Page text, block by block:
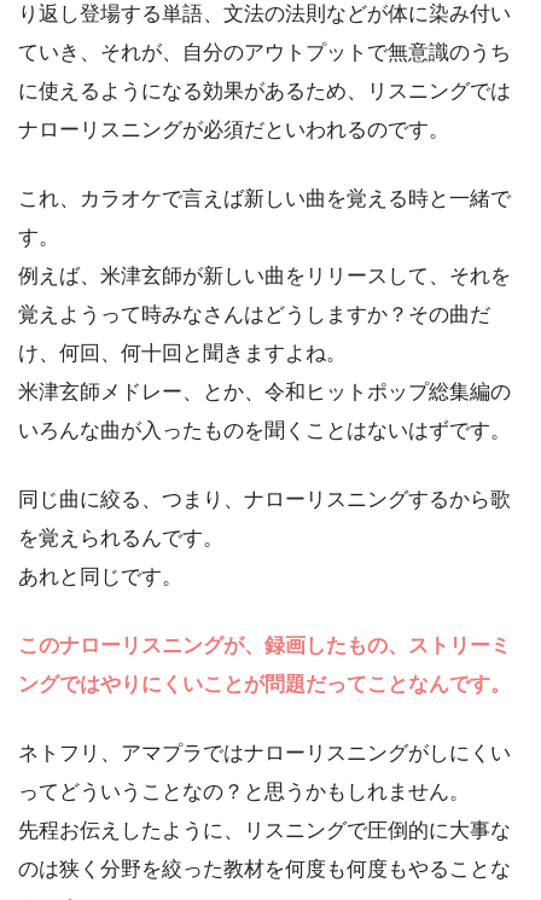
り返し登場する単語、文法の法則などが体に染み付い
ていき、それが、自分のアウトプットで無意識のうち
に使えるようになる効果があるため、リスニングでは
ナローリスニングが必須だといわれるのです。
これ、カラオケで言えば新しい曲を覚える時と一緒で
す。
例えば、米津玄師が新しい曲をリリースして、それを
覚えようって時みなさんはどうしますか？その曲だ
け、何回、何十回と聞きますよね。
米津玄師メドレー、とか、令和ヒットポップ総集編の
いろんな曲が入ったものを聞くことはないはずです。
同じ曲に絞る、つまり、ナローリスニングするから歌
を覚えられるんです。
あれと同じです。
このナローリスニングが、録画したもの、ストリーミ
ングではやりにくいことが問題だってことなんです。
ネトフリ、アマプラではナローリスニングがしにくい
ってどういうことなの？と思うかもしれません。
先程お伝えしたように、リスニングで圧倒的に大事な
のは狭く分野を絞った教材を何度も何度もやることな